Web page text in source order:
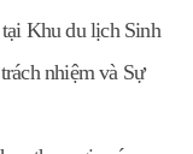
Khu du lịch Sinh
nhiệm và Sự